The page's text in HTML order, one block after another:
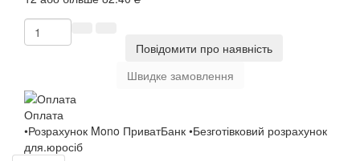
Повідомити про наявність
Швидке замовлення
Оплата
•Розрахунок Mono ПриватБанк •Безготівковий розрахунок
для.юросіб